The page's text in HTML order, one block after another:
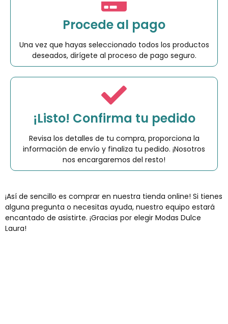
Procede al pago
Una vez que hayas seleccionado todos los productos
deseados, dirígete al proceso de pago seguro.
¡Listo! Confirma tu pedido
Revisa los detalles de tu compra, proporciona la
información de envío y finaliza tu pedido. ¡Nosotros
nos encargaremos del resto!
¡Así de sencillo es comprar en nuestra tienda online! Si tienes
alguna pregunta o necesitas ayuda, nuestro equipo estará
encantado de asistirte. ¡Gracias por elegir Modas Dulce
Laura!